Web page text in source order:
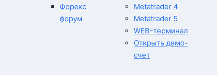
Форекс
форум
Metatrader 4
Metatrader 5
WEB-терминал
Открыть демо-
счет